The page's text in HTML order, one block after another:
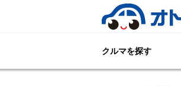
クルマを探す